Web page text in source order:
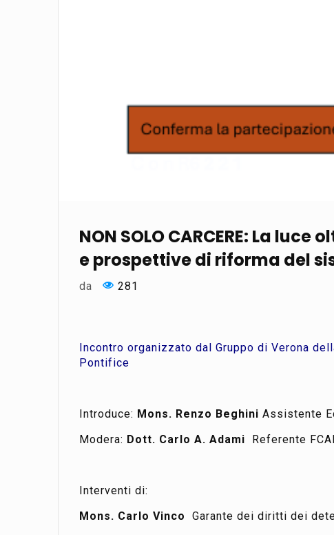
NON SOLO CARCERE: La
e prospettive di riforma del
da 281
Incontro organizzato dal Gruppo di Verona
Pontifice
Introduce: Mons. Renzo Beghini Assistente
Modera: Dott. Carlo A. Adami Referente
Interventi di:
Mons. Carlo Vinco
Garante dei diritti dei